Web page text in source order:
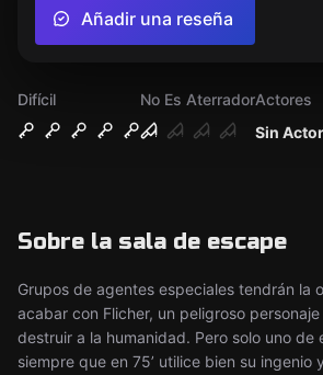
Difícil
No Es Aterrador
Sin
Actores
Sobre la sala de escape
Grupos de agentes especiales tendrán la
acabar con Flicher, un peligroso
destruir a la humanidad. Pero solo uno de
siempre que en 75’ utilice bien su ingenio
Añadir una reseña